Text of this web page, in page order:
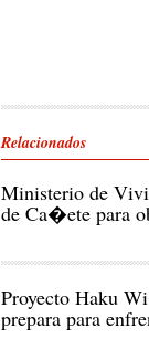
Relacionados
Ministerio de
de Ca�ete para
Proyecto Haku
prepara para